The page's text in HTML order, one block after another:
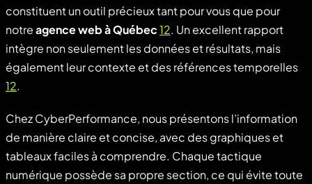
constituent un outil précieux tant pour vous que pour
notreagence web à Québec12. Un excellent rapport
intègre non seulement les données et résultats, mais
également leur contexte et des références temporelles
12.
Chez CyberPerformance, nous présentons l’information
de manière claire et concise, avec des graphiques et
tableaux faciles à comprendre. Chaque tactique
numérique possède sa propre section, ce qui évite toute